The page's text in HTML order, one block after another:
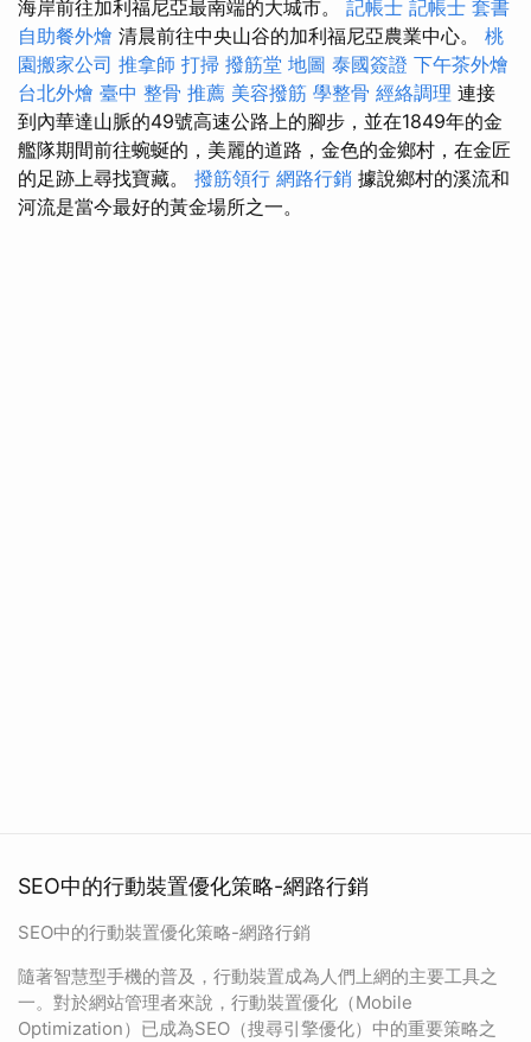
海岸前往加利福尼亞最南端的大城市。 記帳士 記帳士 套書
自助餐外燴 清晨前往中央山谷的加利福尼亞農業中心。 桃
園搬家公司 推拿師 打掃 撥筋堂 地圖 泰國簽證 下午茶外燴
台北外燴 臺中 整骨 推薦 美容撥筋 學整骨 經絡調理 連接
到內華達山脈的49號高速公路上的腳步，並在1849年的金
艦隊期間前往蜿蜒的，美麗的道路，金色的金鄉村，在金匠
的足跡上尋找寶藏。 撥筋領行 網路行銷 據說鄉村的溪流和
河流是當今最好的黃金場所之一。
SEO中的行動裝置優化策略-網路行銷
SEO中的行動裝置優化策略-網路行銷
隨著智慧型手機的普及，行動裝置成為人們上網的主要工具之
一。對於網站管理者來說，行動裝置優化（Mobile
Optimization）已成為SEO（搜尋引擎優化）中的重要策略之